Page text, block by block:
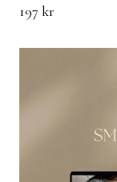
197 kr